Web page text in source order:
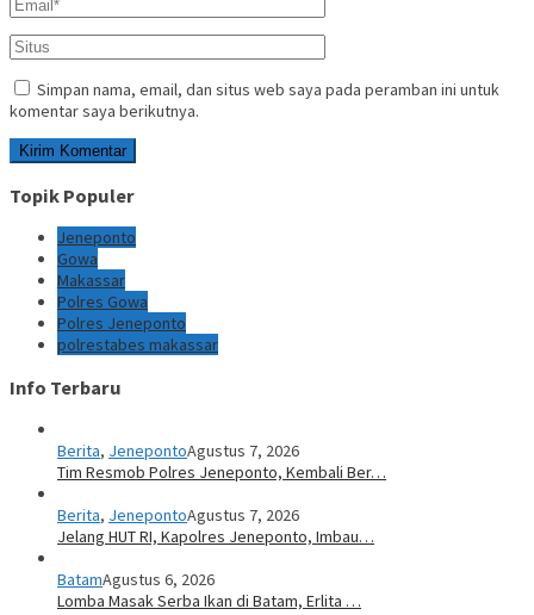
Simpan nama, email, dan situs web saya pada peramban ini untuk
komentar saya berikutnya.
Topik Populer
Jeneponto
Gowa
Makassar
Polres Gowa
Polres Jeneponto
polrestabes makassar
Info Terbaru
Berita, JenepontoAgustus 7, 2026
Tim Resmob Polres Jeneponto, Kembali Ber…
Berita, JenepontoAgustus 7, 2026
Jelang HUT RI, Kapolres Jeneponto, Imbau…
BatamAgustus 6, 2026
Lomba Masak Serba Ikan di Batam, Erlita …